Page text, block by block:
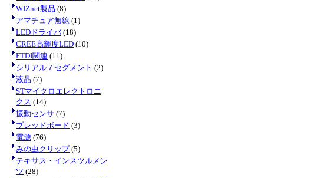
WIZnet製品 (8)
アマチュア無線 (1)
LEDドライバ(18)
CREE高輝度LED (10)
FTDI関連 (11)
シリアル７セグメント (2)
液晶 (7)
STマイクロエレクトロニ
クス (14)
振動センサ (7)
ブレッドボード (3)
電源 (76)
みの虫クリップ(5)
テキサス・インスツルメン
ツ (28)